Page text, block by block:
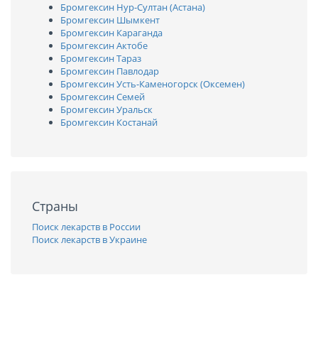
Бромгексин Нур-Султан (Астана)
Бромгексин Шымкент
Бромгексин Караганда
Бромгексин Актобе
Бромгексин Тараз
Бромгексин Павлодар
Бромгексин Усть-Каменогорск (Оксемен)
Бромгексин Семей
Бромгексин Уральск
Бромгексин Костанай
Страны
Поиск лекарств в России
Поиск лекарств в Украине